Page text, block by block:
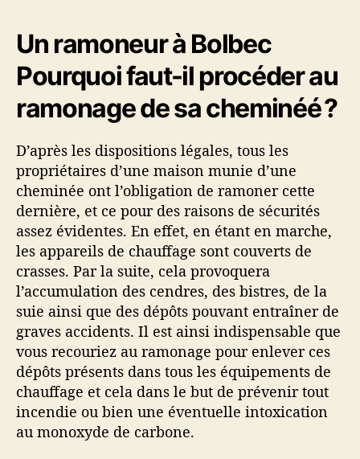
Un ramoneur à Bolbec
Pourquoi faut-il procéder au
ramonage de sa cheminéé ?
D’après les dispositions légales, tous les
propriétaires d’une maison munie d’une
cheminée ont l’obligation de ramoner cette
dernière, et ce pour des raisons de sécurités
assez évidentes. En effet, en étant en marche,
les appareils de chauffage sont couverts de
crasses. Par la suite, cela provoquera
l’accumulation des cendres, des bistres, de la
suie ainsi que des dépôts pouvant entraîner de
graves accidents. Il est ainsi indispensable que
vous recouriez au ramonage pour enlever ces
dépôts présents dans tous les équipements de
chauffage et cela dans le but de prévenir tout
incendie ou bien une éventuelle intoxication
au monoxyde de carbone.